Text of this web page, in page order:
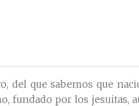
que sabemos que
fundado por los jesuitas,